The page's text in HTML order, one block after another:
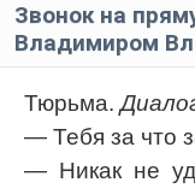
Звонок на
Владимиром
Тюрьма.
— Тебя за что
— Никак не